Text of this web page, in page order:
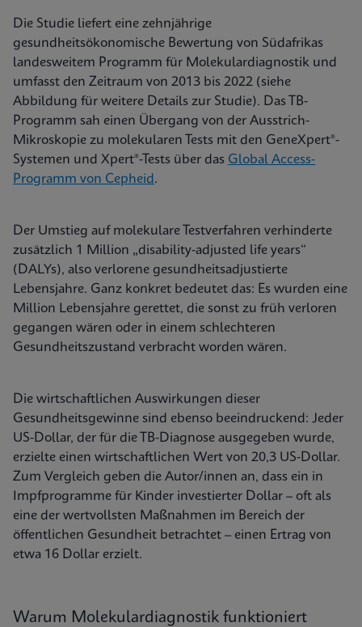
Die Studie liefert eine zehnjährige
gesundheitsökonomische Bewertung von Südafrikas
landesweitem Programm für Molekulardiagnostik und
umfasst den Zeitraum von 2013 bis 2022 (siehe
Abbildung für weitere Details zur Studie). Das TB-
Programm sah einen Übergang von der Ausstrich-
Mikroskopie zu molekularen Tests mit den GeneXpert®-
Systemen und Xpert®-Tests über das Global Access-
Programm von Cepheid .
Der Umstieg auf molekulare Testverfahren verhinderte
zusätzlich 1 Million „disability-adjusted life years“
(DALYs), also verlorene gesundheitsadjustierte
Lebensjahre. Ganz konkret bedeutet das: Es wurden eine
Million Lebensjahre gerettet, die sonst zu früh verloren
gegangen wären oder in einem schlechteren
Gesundheitszustand verbracht worden wären.
Die wirtschaftlichen Auswirkungen dieser
Gesundheitsgewinne sind ebenso beeindruckend: Jeder
US-Dollar, der für die TB-Diagnose ausgegeben wurde,
erzielte einen wirtschaftlichen Wert von 20,3 US-Dollar.
Zum Vergleich geben die Autor/innen an, dass ein in
Impfprogramme für Kinder investierter Dollar – oft als
eine der wertvollsten Maßnahmen im Bereich der
öffentlichen Gesundheit betrachtet – einen Ertrag von
etwa 16 Dollar erzielt.
Warum Molekulardiagnostik funktioniert